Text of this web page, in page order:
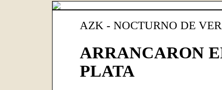
AZK - NOCTURNO DE
ARRANCARON
PLATA